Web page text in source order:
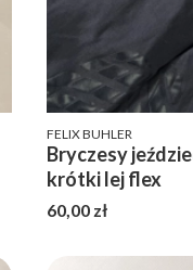
PRODUCENT
FELIX BUHLER
Bryczesy
krótki lej flex
Cena
60,00 zł